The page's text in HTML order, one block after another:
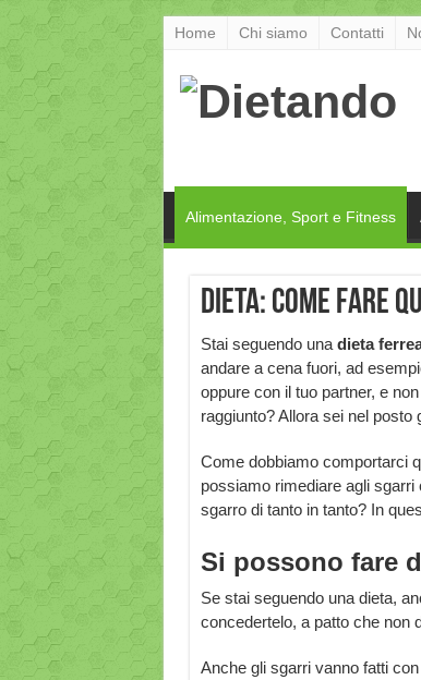
Home Chi siamo Contatti
Alimentazione, Sport e Fitness
Dieta: come fare
Stai seguendo una dieta
andare a cena fuori, ad
oppure con il tuo partner, e
raggiunto? Allora sei nel
Come dobbiamo comportarci
possiamo rimediare agli sgarri
sgarro di tanto in tanto? In
Si possono fare
Se stai seguendo una dieta,
concedertelo, a patto che non
Anche gli sgarri vanno fatti